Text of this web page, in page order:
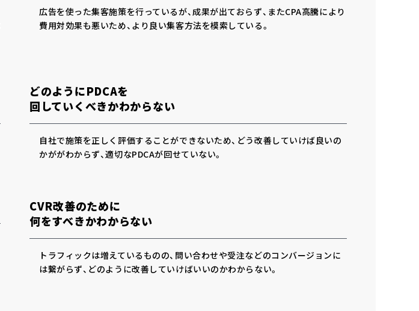
広告を使った集客施策を行っているが、成果が出ておらず、またCPA高騰により
費用対効果も悪いため、より良い集客方法を模索している。
どのようにPDCAを
回していくべきかわからない
自社で施策を正しく評価することができないため、どう改善していけば良いの
かががわからず、適切なPDCAが回せていない。
CVR改善のために
何をすべきかわからない
トラフィックは増えているものの、問い合わせや受注などのコンバージョンに
は繋がらず、どのように改善していけばいいのかわからない。